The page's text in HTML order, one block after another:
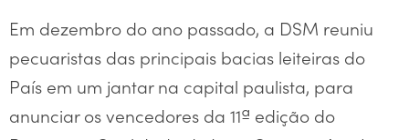
Em dezembro do ano passado, a DSM reuniu
pecuaristas das principais bacias leiteiras do
País em um jantar na capital paulista, para
anunciar os vencedores da 11ª edição do